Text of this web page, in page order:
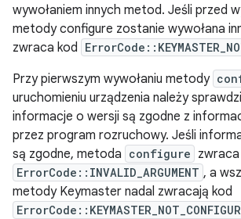
wywołaniem innych metod. Jeśli przed
metody configure zostanie wywołana
zwraca kod
Przy pierwszym wywołaniu metody
uruchomieniu urządzenia należy
informacje o wersji są zgodne z
przez program rozruchowy. Jeśli
są zgodne, metoda configure
ErrorCode::INVALID_ARGUMENT , a
metody Keymaster nadal zwracają kod